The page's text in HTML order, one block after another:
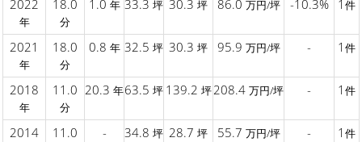
2022
年
18.0
分
1.0 年 33.3 坪 30.3 坪 86.0 万円/坪 -10.3% 1 件
2021
年
18.0
分
0.8 年 32.5 坪 30.3 坪 95.9 万円/坪 - 1 件
2018
年
11.0
分
20.3 年63.5 坪 139.2 坪208.4 万円/坪 - 1 件
2014 11.0 - 34.8 坪 28.7 坪 55.7 万円/坪 - 1 件